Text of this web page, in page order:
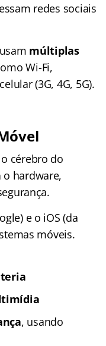
redes sociais
múltiplas
Wi-Fi,
(3G, 4G, 5G).
cérebro do
hardware,
e o iOS (da
móveis.
, usando